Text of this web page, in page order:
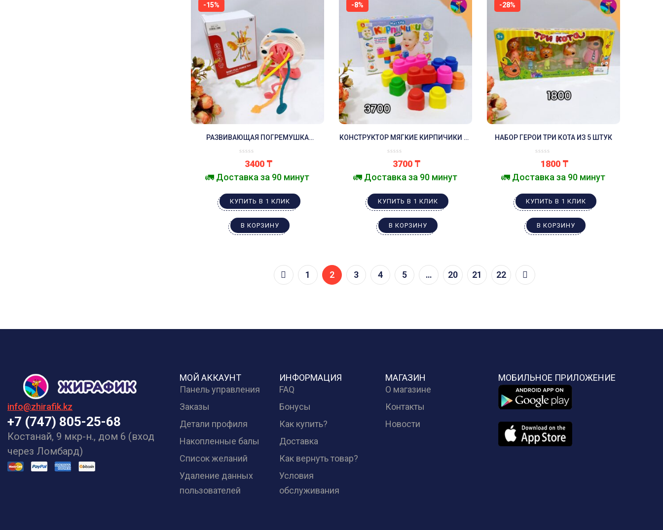
-15%
РАЗВИВАЮЩАЯ ПОГРЕМУШКА
3400 ₸
🚛 Доставка за 90 минут
КУПИТЬ В 1 КЛИК
В КОРЗИНУ
-8%
КОНСТРУКТОР МЯГКИЕ КИРПИЧИКИ 12
3700 ₸
🚛 Доставка за 90 минут
КУПИТЬ В 1 КЛИК
В КОРЗИНУ
-28%
НАБОР ГЕРОИ ТРИ КОТА ИЗ 5 ШТУК
1800 ₸
🚛 Доставка за 90 минут
КУПИТЬ В 1 КЛИК
В КОРЗИНУ
1 2 3 4 5 … 20 21 22
info@zhirafik.kz
+7 (747) 805-25-68
Костанай, 9 мкр-н., дом 6 (вход
через Ломбард)
МОЙ АККАУНТ
Панель управления
Заказы
Детали профиля
Накопленные балы
Список желаний
Удаление данных
пользователей
ИНФОРМАЦИЯ
FAQ
Бонусы
Как купить?
Доставка
Как вернуть товар?
Условия
обслуживания
МАГАЗИН
О магазине
Контакты
Новости
МОБИЛЬНОЕ ПРИЛОЖЕНИЕ